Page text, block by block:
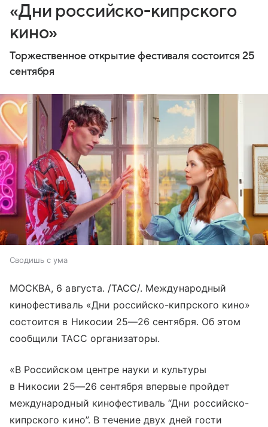
«Дни российско-кипрского
кино»
Торжественное открытие фестиваля состоится 25
сентября
Сводишь с ума
МОСКВА, 6 августа. /ТАСС/. Международный
кинофестиваль «Дни российско-кипрского кино»
состоится в Никосии 25—26 сентября. Об этом
сообщили ТАСС организаторы.
«В Российском центре науки и культуры
в Никосии 25—26 сентября впервые пройдет
международный кинофестиваль “Дни российско-
кипрского кино”. В течение двух дней гости